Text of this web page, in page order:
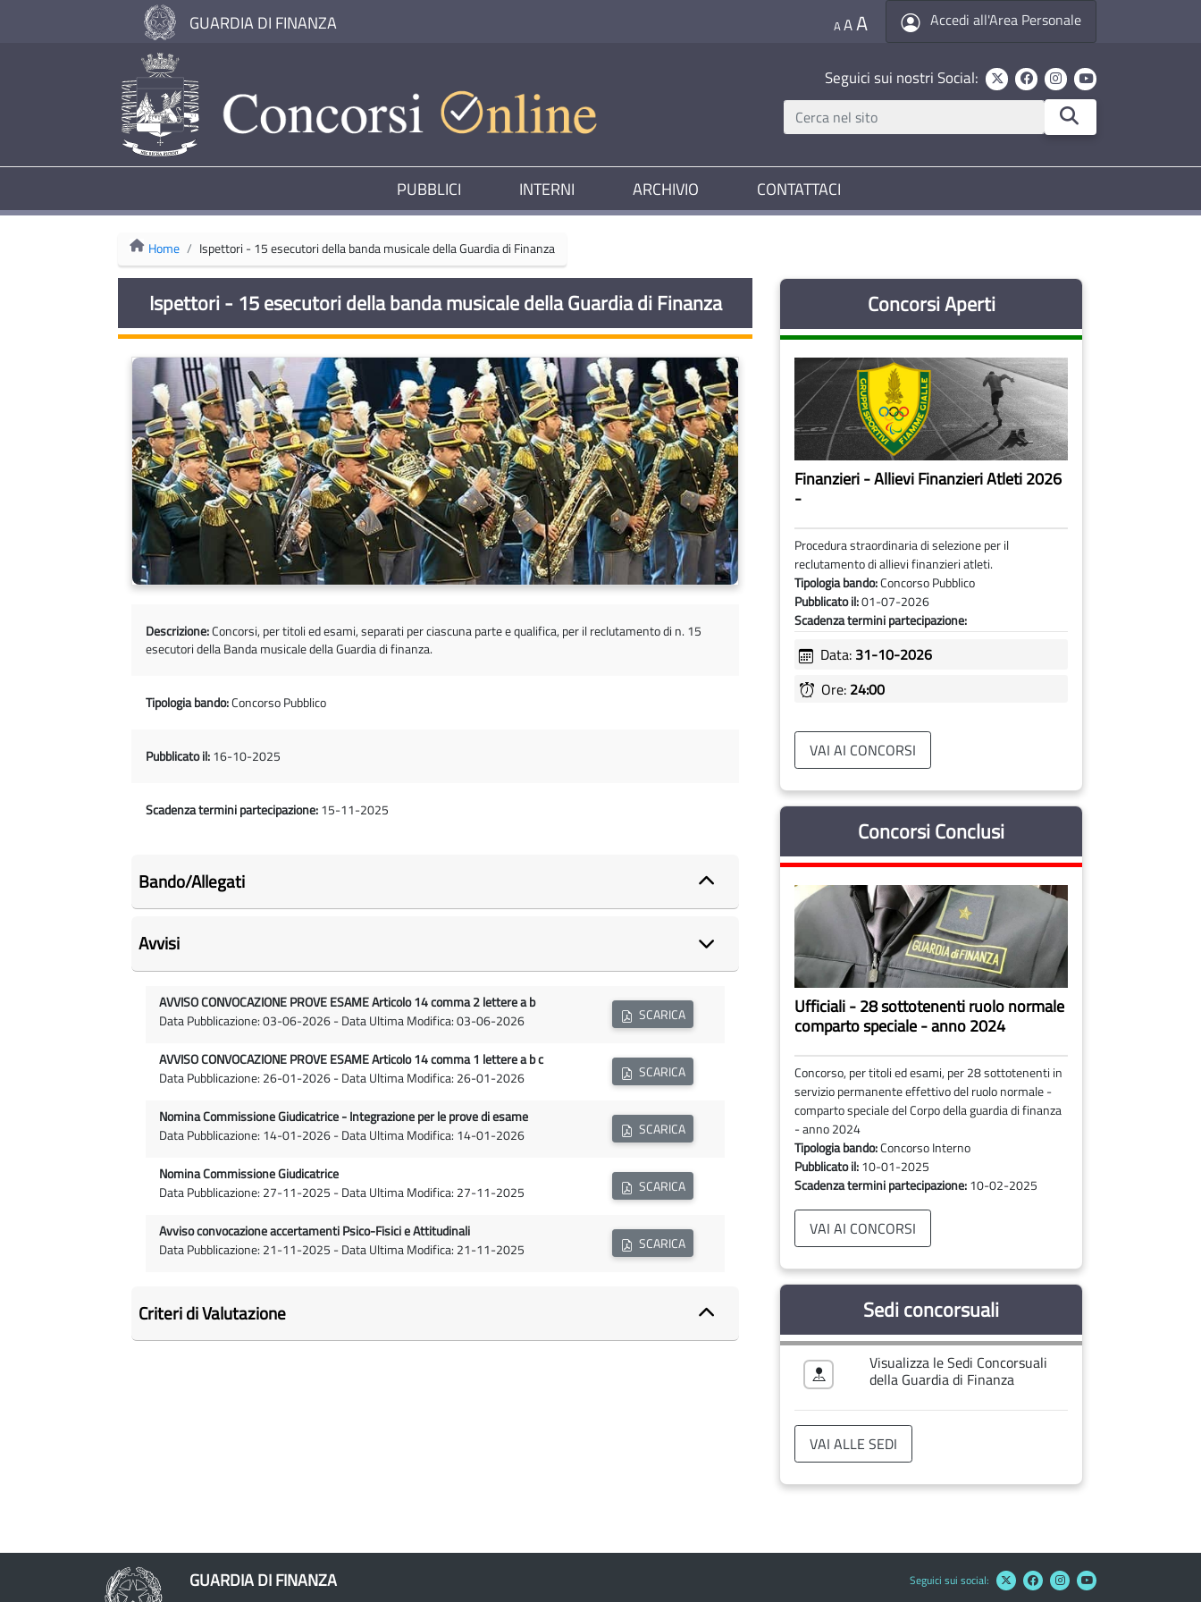
GUARDIA DI FINANZA Accedi all'Area Personale
AAA
Seguici sui nostri Social:
PUBBLICI INTERNI ARCHIVIO CONTATTACI
Home Ispettori - 15 esecutori della banda musicale della Guardia di Finanza
Ispettori - 15 esecutori della banda musicale della Guardia di Finanza
Descrizione:Concorsi, per titoli ed esami, separati per ciascuna parte e qualifica, per il reclutamento di n. 15
esecutori della Banda musicale della Guardia di finanza.
Tipologia bando:Concorso Pubblico
Pubblicato il:16-10-2025
Scadenza termini partecipazione:15-11-2025
Bando/Allegati
Avvisi
AVVISO CONVOCAZIONE PROVE ESAME Articolo 14 comma 2 lettere a b
Data Pubblicazione: 03-06-2026 - Data Ultima Modifica: 03-06-2026
SCARICA
AVVISO CONVOCAZIONE PROVE ESAME Articolo 14 comma 1 lettere a b c
Data Pubblicazione: 26-01-2026 - Data Ultima Modifica: 26-01-2026
SCARICA
Nomina Commissione Giudicatrice - Integrazione per le prove di esame
Data Pubblicazione: 14-01-2026 - Data Ultima Modifica: 14-01-2026
SCARICA
Nomina Commissione Giudicatrice
Data Pubblicazione: 27-11-2025 - Data Ultima Modifica: 27-11-2025
SCARICA
Avviso convocazione accertamenti Psico-Fisici e Attitudinali
Data Pubblicazione: 21-11-2025 - Data Ultima Modifica: 21-11-2025
SCARICA
Criteri di Valutazione
Concorsi Aperti
Finanzieri - Allievi Finanzieri Atleti 2026
-
Procedura straordinaria di selezione per il
reclutamento di allievi finanzieri atleti.
Tipologia bando:Concorso Pubblico
Pubblicato il:01-07-2026
Scadenza termini partecipazione:
Data: 31-10-2026
Ore: 24:00
VAI AI CONCORSI
Concorsi Conclusi
Ufficiali - 28 sottotenenti ruolo normale
comparto speciale - anno 2024
Concorso, per titoli ed esami, per 28 sottotenenti in
servizio permanente effettivo del ruolo normale -
comparto speciale del Corpo della guardia di finanza
- anno 2024
Tipologia bando:Concorso Interno
Pubblicato il:10-01-2025
Scadenza termini partecipazione:10-02-2025
VAI AI CONCORSI
Sedi concorsuali
Visualizza le Sedi Concorsuali
della Guardia di Finanza
VAI ALLE SEDI
GUARDIA DI FINANZA Seguici sui social: